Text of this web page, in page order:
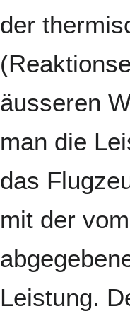
der
äusseren
man die
das
mit der
Leistung.